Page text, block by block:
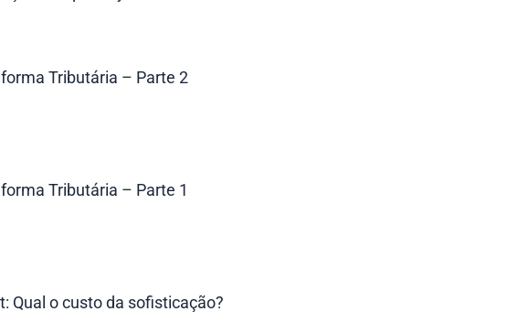
Tributária – Parte 2
Tributária – Parte 1
Qual o custo da sofisticação?